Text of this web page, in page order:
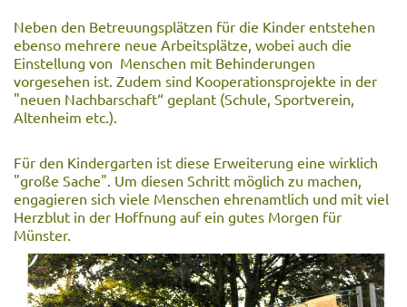
Neben den Betreuungsplätzen für die Kinder entstehen
ebenso mehrere neue Arbeitsplätze, wobei auch die
Einstellung von Menschen mit Behinderungen
vorgesehen ist. Zudem sind Kooperationsprojekte in der
"neuen Nachbarschaft“ geplant (Schule, Sportverein,
Altenheim etc.).
Für den Kindergarten ist diese Erweiterung eine wirklich
"große Sache". Um diesen Schritt möglich zu machen,
engagieren sich viele Menschen ehrenamtlich und mit viel
Herzblut in der Hoffnung auf ein gutes Morgen für
Münster.